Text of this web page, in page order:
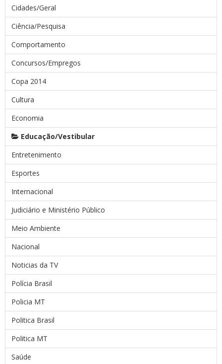
Cidades/Geral
Ciência/Pesquisa
Comportamento
Concursos/Empregos
Copa 2014
Cultura
Economia
Educação/Vestibular
Entretenimento
Esportes
Internacional
Judiciário e Ministério Público
Meio Ambiente
Nacional
Noticias da TV
Polícia Brasil
Policia MT
Politica Brasil
Politica MT
Saúde